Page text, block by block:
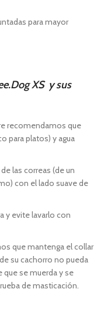
para mayor
XS y sus
recomendamos que
para platos) y agua
las correas (de un
con el lado suave de
y evite lavarlo con
que mantenga el collar
su cachorro no pueda
que se muerda y se
de masticación.